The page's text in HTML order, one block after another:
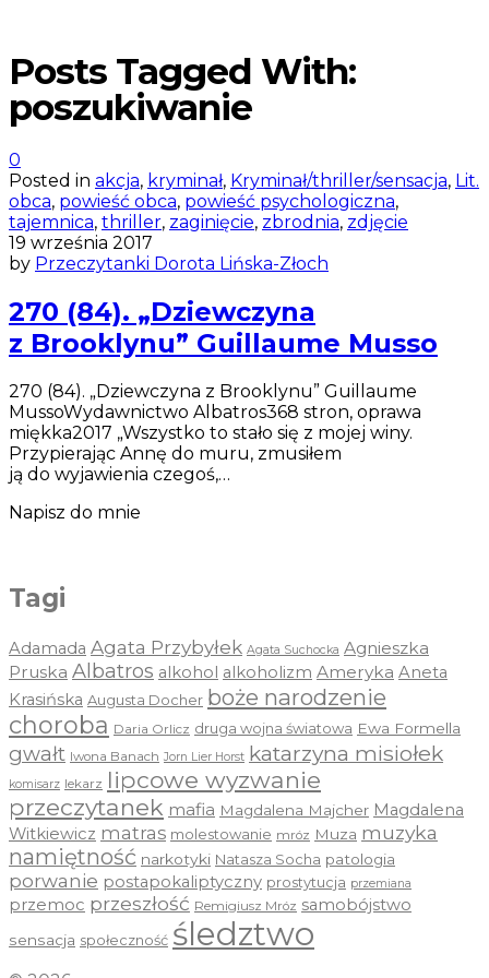
Posts Tagged With:
poszukiwanie
0
Posted in akcja, kryminał, Kryminał/thriller/sensacja, Lit.
obca, powieść obca, powieść psychologiczna,
tajemnica, thriller, zaginięcie, zbrodnia, zdjęcie
19 września 2017
by Przeczytanki Dorota Lińska-Złoch
270 (84). „Dziewczyna
z Brooklynu” Guillaume Musso
270 (84). „Dziewczyna z Brooklynu” Guillaume
MussoWydawnictwo Albatros368 stron, oprawa
miękka2017 „Wszystko to stało się z mojej winy.
Przypierając Annę do muru, zmusiłem
ją do wyjawienia czegoś,…
Napisz do mnie
Tagi
Adamada Agata Przybyłek Agata Suchocka Agnieszka
Pruska Albatros alkohol alkoholizm Ameryka Aneta
Krasińska Augusta Docher boże narodzenie
choroba Daria Orlicz druga wojna światowa Ewa Formella
gwałt Iwona Banach Jorn Lier Horst katarzyna misiołek
komisarz lekarz lipcowe wyzwanie
przeczytanek mafia Magdalena Majcher Magdalena
Witkiewicz matras molestowanie mróz Muza muzyka
namiętność narkotyki Natasza Socha patologia
porwanie postapokaliptyczny prostytucja przemiana
przemoc przeszłość Remigiusz Mróz samobójstwo
sensacja społeczność śledztwo